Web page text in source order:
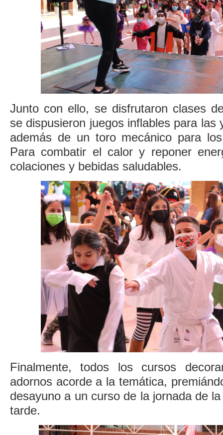
Junto con ello, se disfrutaron clases
se dispusieron juegos inflables para las
además de un toro mecánico para
Para combatir el calor y reponer
colaciones y bebidas saludables.
Finalmente, todos los cursos
adornos acorde a la temática,
desayuno a un curso de la jornada de
tarde.